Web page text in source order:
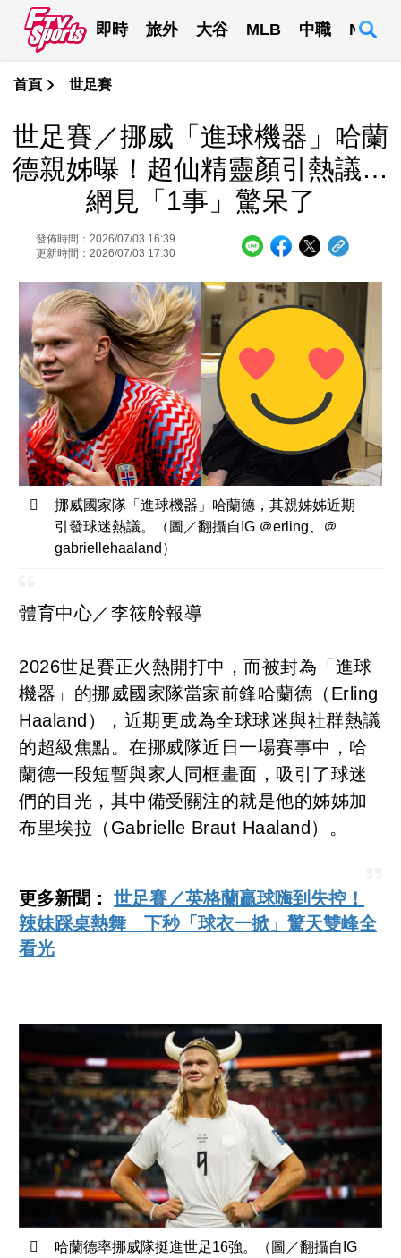
即時 旅外 大谷 MLB 中職 NBA
首頁 世足賽
世足賽／挪威「進球機器」哈蘭
德親姊曝！超仙精靈顏引熱議…
網見「1事」驚呆了
發佈時間：2026/07/03 16:39
更新時間：2026/07/03 17:30
挪威國家隊「進球機器」哈蘭德，其親姊姊近期
引發球迷熱議。（圖／翻攝自IG ＠erling、＠
gabriellehaaland）
體育中心／李筱舲報導
2026世足賽正火熱開打中，而被封為「進球
機器」的挪威國家隊當家前鋒哈蘭德（Erling
Haaland），近期更成為全球球迷與社群熱議
的超級焦點。在挪威隊近日一場賽事中，哈
蘭德一段短暫與家人同框畫面，吸引了球迷
們的目光，其中備受關注的就是他的姊姊加
布里埃拉（Gabrielle Braut Haaland）。
更多新聞：世足賽／英格蘭贏球嗨到失控！
辣妹踩桌熱舞 下秒「球衣一掀」驚天雙峰全
看光
哈蘭德率挪威隊挺進世足16強。（圖／翻攝自IG